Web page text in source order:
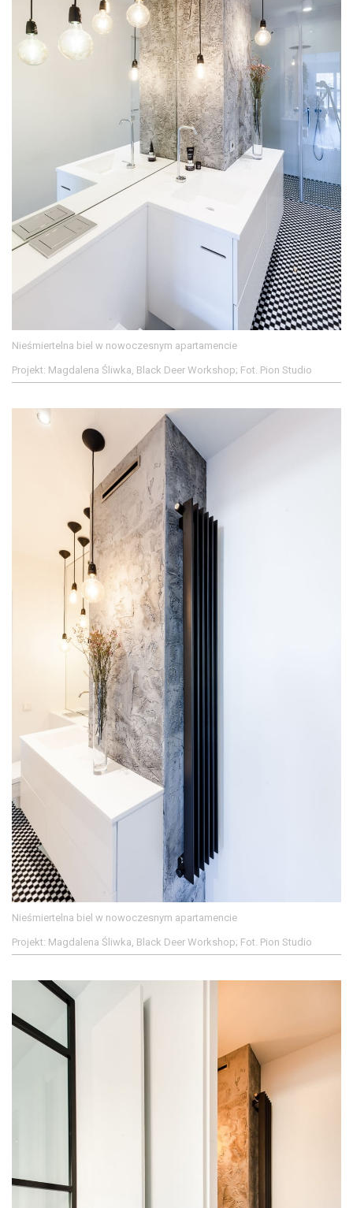
Nieśmiertelna biel w nowoczesnym apartamencie
Projekt: Magdalena Śliwka, Black Deer Workshop; Fot. Pion Studio
Nieśmiertelna biel w nowoczesnym apartamencie
Projekt: Magdalena Śliwka, Black Deer Workshop; Fot. Pion Studio